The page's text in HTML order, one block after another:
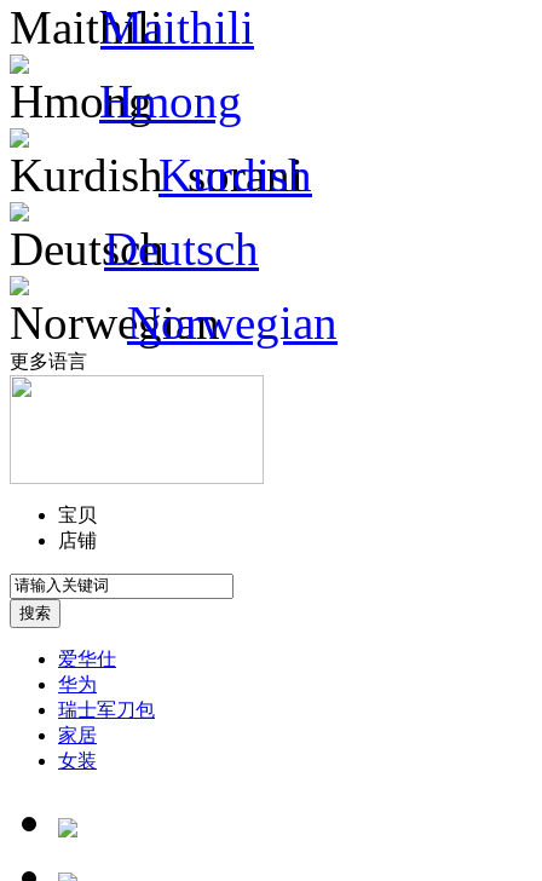
Maithili
Hmong
Kurdish
Deutsch
Norwegian
更多语言
宝贝
店铺
爱华仕
华为
瑞士军刀包
家居
女装